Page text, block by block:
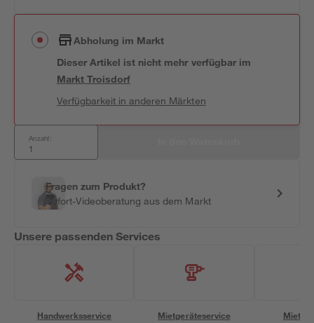
Abholung im Markt
Dieser Artikel ist nicht mehr verfügbar im
MarktTroisdorf
Verfügbarkeit in anderen Märkten
Anzahl:
Fragen zum Produkt?
Sofort-Videoberatung aus dem Markt
Unsere passenden Services
Handwerksservice Mietgeräteservice